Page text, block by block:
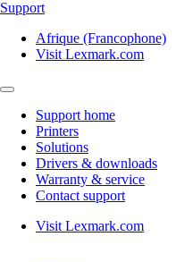
Support
Afrique (Francophone)
Visit Lexmark.com
Support home
Printers
Solutions
Drivers & downloads
Warranty & service
Contact support
Visit Lexmark.com